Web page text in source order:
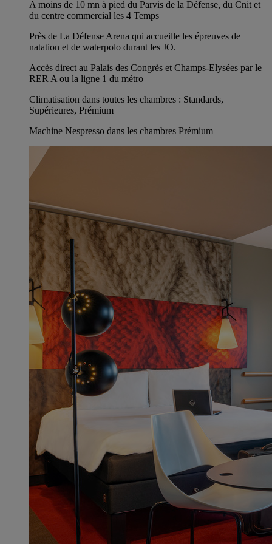
A moins de 10 mn à pied du Parvis de la Défense, du Cnit et
du centre commercial les 4 Temps
Près de La Défense Arena qui accueille les épreuves de
natation et de waterpolo durant les JO.
Accès direct au Palais des Congrès et Champs-Elysées par le
RER A ou la ligne 1 du métro
Climatisation dans toutes les chambres : Standards,
Supérieures, Prémium
Machine Nespresso dans les chambres Prémium